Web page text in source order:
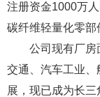
注册资金1000万
碳纤维轻量化零部
公司现有厂房
交通、汽车工业
展，现已成为长